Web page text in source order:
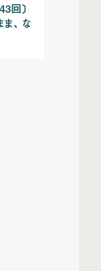
回〕
、 な